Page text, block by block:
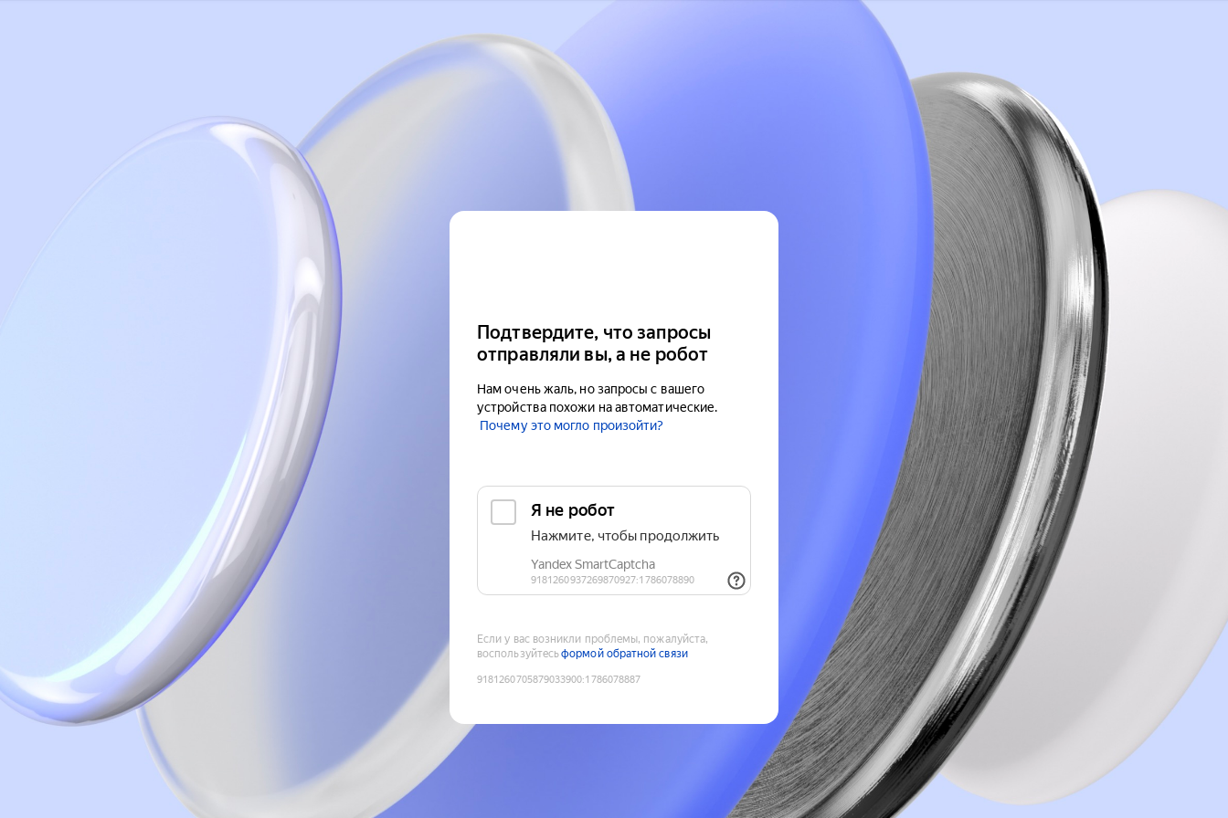
Подтвердите, что запросы
отправляли вы, а не робот
Нам очень жаль, но запросы с вашего
устройства похожи на автоматические.
Почему это могло произойти?
Если у вас возникли проблемы, пожалуйста,
воспользуйтесьформой обратной связи
9181260705879033900:1786078887